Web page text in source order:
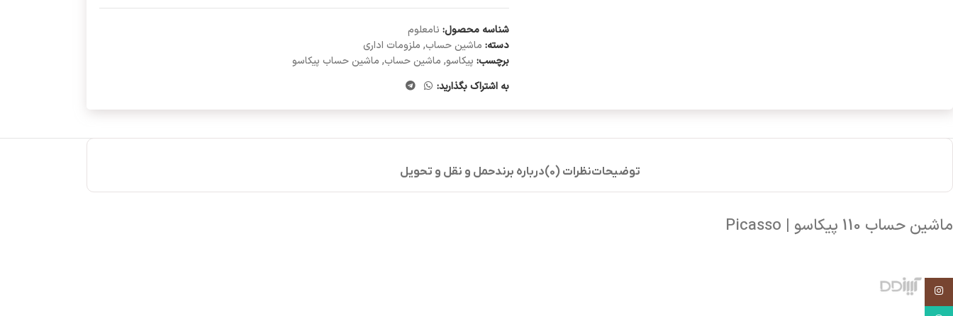
شناسه محصول: نامعلوم
دسته: ماشین حساب, ملزومات اداری
برچسب: پیکاسو, ماشین حساب, ماشین حساب پیکاسو
به اشتراک بگذارید:
توضیحاتنظرات (0) درباره برندحمل و نقل و تحویل
ماشین حساب 110 پیکاسو | Picasso
اینستاگرام